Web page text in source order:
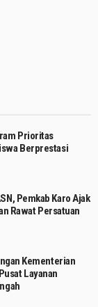
Prioritas
Berprestasi
Pemkab Karo Ajak
Rawat Persatuan
Kementerian
Layanan